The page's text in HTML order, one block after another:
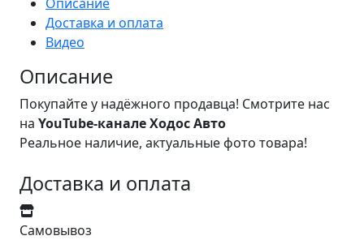
Доставка и оплата
Видео
Описание
Покупайте у надёжного продавца! Смотрите нас
на YouTube-канале Ходос Авто
Реальное наличие, актуальные фото товара!
Доставка и оплата
Самовывоз